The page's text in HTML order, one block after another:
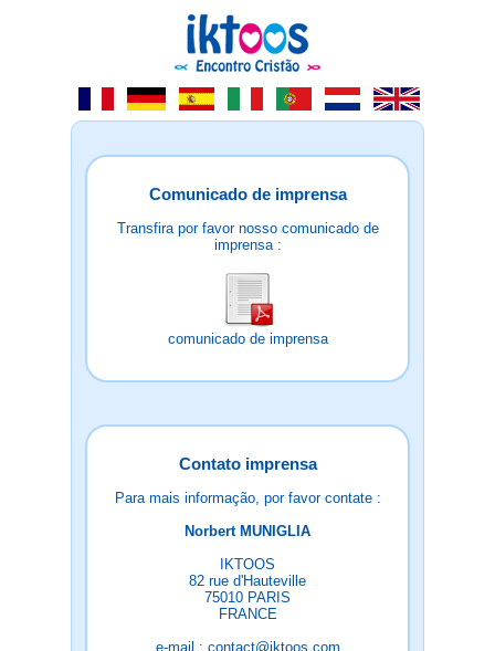
Comunicado de imprensa
Transfira por favor nosso comunicado de
imprensa :
comunicado de imprensa
Contato imprensa
Para mais informação, por favor contate :
Norbert MUNIGLIA
IKTOOS
82 rue d'Hauteville
75010 PARIS
FRANCE
e-mail : contact@iktoos.com